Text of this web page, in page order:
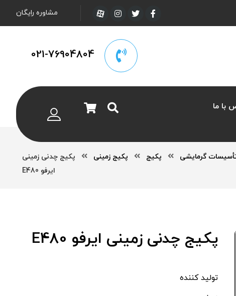
مشاوره رایگان
021-76904804
با ما
گرمایشی پکیج پکیج زمینی
پکیج چدنی زمینی
ایرفو E480
پکیج چدنی زمینی ایرفو E480
تولید کننده